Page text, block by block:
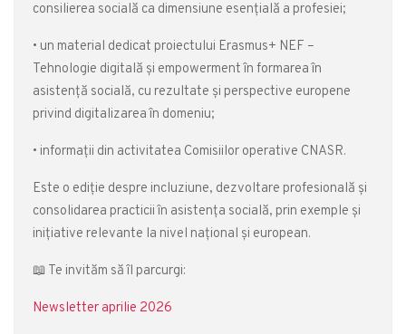
consilierea socială ca dimensiune esențială a profesiei;
• un material dedicat proiectului Erasmus+ NEF –
Tehnologie digitală și empowerment în formarea în
asistență socială, cu rezultate și perspective europene
privind digitalizarea în domeniu;
• informații din activitatea Comisiilor operative CNASR.
Este o ediție despre incluziune, dezvoltare profesională și
consolidarea practicii în asistența socială, prin exemple și
inițiative relevante la nivel național și european.
📖 Te invităm să îl parcurgi:
Newsletter aprilie 2026